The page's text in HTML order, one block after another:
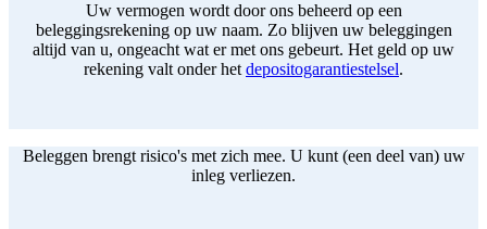
Uw vermogen wordt door ons beheerd op een
beleggingsrekening op uw naam. Zo blijven uw beleggingen
altijd van u, ongeacht wat er met ons gebeurt. Het geld op uw
rekening valt onder het depositogarantiestelsel.
Beleggen brengt risico's met zich mee. U kunt (een deel van) uw
inleg verliezen.